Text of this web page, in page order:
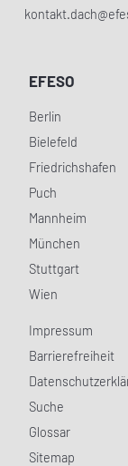
EFESO
Berlin
Bielefeld
Friedrichshafen
Puch
Mannheim
München
Stuttgart
Wien
Impressum
Barrierefreiheit
Suche
Glossar
Sitemap